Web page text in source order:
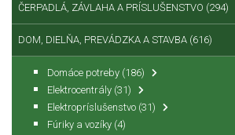
ČERPADLÁ, ZÁVLAHA A PRÍSLUŠENSTVO (294)
DOM, DIELŇA, PREVÁDZKA A STAVBA (616)
Domáce potreby (186)
Elektrocentrály (31)
Elektropríslušenstvo (31)
Fúriky a vozíky (4)